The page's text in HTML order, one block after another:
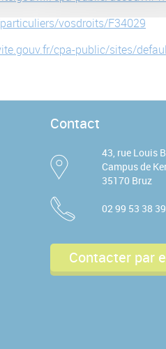
vosdroits/F34029
cpa-public/sites/
Contact
43, rue Louis
Campus de
35170 Bruz
02 99 53 38 39
Contacter par